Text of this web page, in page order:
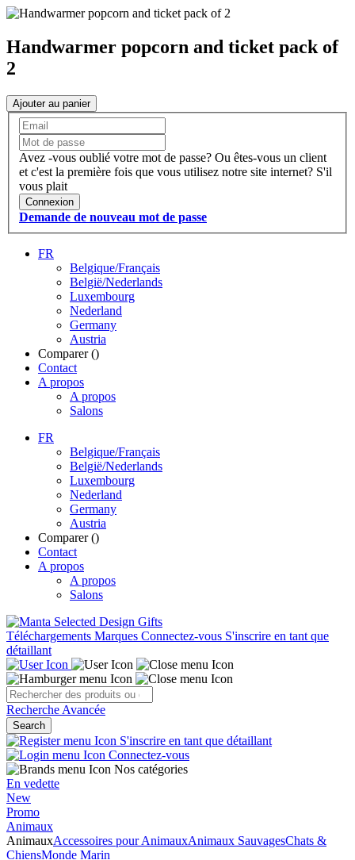
Handwarmer popcorn and ticket pack of
2
Ajouter au panier
Avez -vous oublié votre mot de passe? Ou êtes-vous un client
et c'est la première fois que vous utilisez notre site internet? S'il
vous plait
Connexion
Demande de nouveau mot de passe
FR
Belgique/Français
België/Nederlands
Luxembourg
Nederland
Germany
Austria
Comparer ()
Contact
A propos
A propos
Salons
FR
Belgique/Français
België/Nederlands
Luxembourg
Nederland
Germany
Austria
Comparer ()
Contact
A propos
A propos
Salons
Téléchargements Marques Connectez-vous S'inscrire en tant que
détaillant
Recherche Avancée
Search
S'inscrire en tant que détaillant
Connectez-vous
Nos catégories
En vedette
New
Promo
Animaux
AnimauxAccessoires pour AnimauxAnimaux SauvagesChats &
ChiensMonde Marin